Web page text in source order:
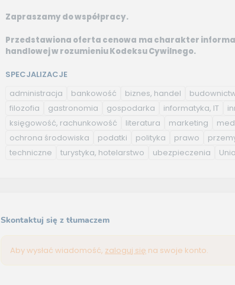
Zapraszamy do współpracy.
Przedstawiona oferta cenowa ma charakter
handlowej w rozumieniu Kodeksu Cywilnego.
SPECJALIZACJE
administracja
bankowość biznes, handel
filozofia
gastronomia gospodarka informatyka, IT
księgowość, rachunkowość
literatura marketing
ochrona środowiska
podatki polityka prawo
techniczne
turystyka, hotelarstwo ubezpieczenia
Skontaktuj się z tłumaczem
Aby wysłać wiadomość, zaloguj się na swoje konto.